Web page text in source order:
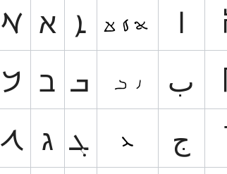
𐡀 א ܐ ﺍ
𐡁 ב ܒ ب
𐡂 ג ܓ ج